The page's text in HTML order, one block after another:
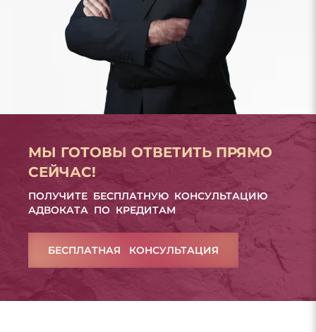
МЫ ГОТОВЫ ОТВЕТИТЬ ПРЯМО
СЕЙЧАС!
ПОЛУЧИТЕ БЕСПЛАТНУЮ КОНСУЛЬТАЦИЮ
АДВОКАТА ПО КРЕДИТАМ
БЕСПЛАТНАЯ КОНСУЛЬТАЦИЯ